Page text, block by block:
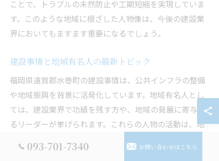
ことで、トラブルの未然防止や工期短縮を実現していま
す。このような地域に根ざした人物像は、今後の建設業
界においてもますます重要になるでしょう。
建設事情と地域有名人の最新トピック
福岡県遠賀郡水巻町の建設事情は、公共インフラの整備
や地域振興を背景に活発化しています。地域有名人とし
ては、建設業界で功績を残す方や、地域の発展に寄与す
るリーダーが挙げられます。これらの人物の活動は、地
す。
093-701-7340 お問い合わせはこちら